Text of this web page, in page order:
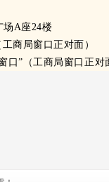
场A座24楼
商局窗口正对面）
口” （工商局窗口正对